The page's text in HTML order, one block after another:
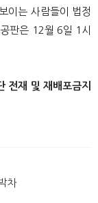
이는 사람들이 법정
판은 12월 6일 1시
전재 및 재배포금지
차